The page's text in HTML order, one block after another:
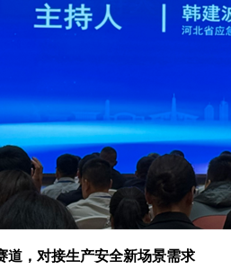
道，对接生产安全新场景需求